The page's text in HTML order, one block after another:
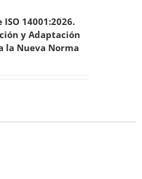
ISO 14001:2026.
y Adaptación
la Nueva Norma